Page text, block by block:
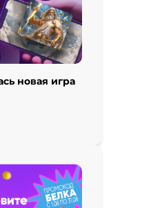
новая игра